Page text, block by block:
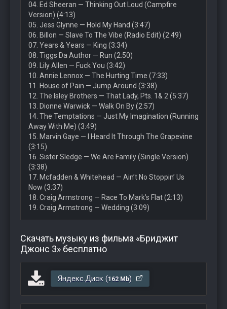
04. Ed Sheeran — Thinking Out Loud (Campfire
Version) (4:13)
05. Jess Glynne — Hold My Hand (3:47)
06. Billon — Slave To The Vibe (Radio Edit) (2:49)
07. Years & Years — King (3:34)
08. Tiggs Da Author — Run (2:50)
09. Lily Allen — Fuck You (3:42)
10. Annie Lennox — The Hurting Time (7:33)
11. House of Pain — Jump Around (3:38)
12. The Isley Brothers — That Lady, Pts. 1& 2 (5:37)
13. Dionne Warwick — Walk On By (2:57)
14. The Temptations — Just My Imagination (Running
Away With Me) (3:49)
15. Marvin Gaye — I Heard It Through The Grapevine
(3:15)
16. Sister Sledge — We Are Family (Single Version)
(3:38)
17. Mcfadden & Whitehead — Ain’t No Stoppin’ Us
Now (3:37)
18. Craig Armstrong — Race To Mark’s Flat (2:13)
19. Craig Armstrong — Wedding (3:09)
Скачать музыку из фильма «Бриджит
Джонс 3» бесплатно
Яндекс.Диск (162 Mb)